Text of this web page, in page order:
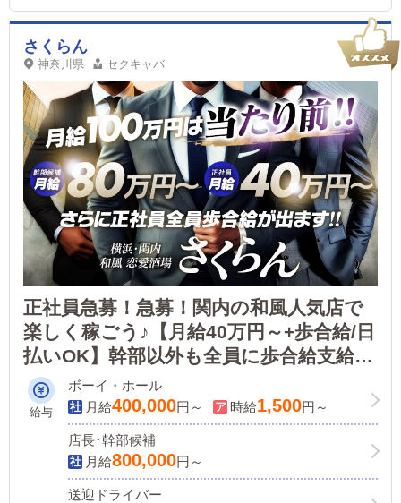
さくらん
神奈川県 セクキャバ
正社員急募！急募！関内の和風人気店で
楽しく稼ごう♪【月給40万円～+歩合給/日
払いOK】幹部以外も全員に歩合給支給!!
休日もしっかりで“オン”も“オフ”も両
立！
給与
ボーイ・ホール
月給400,000円～ 時給1,500円～
店長･幹部候補
月給800,000円～
送迎ドライバー